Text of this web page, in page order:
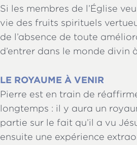
Si les membres de l’Église
vie des fruits spirituels
de l’absence de toute
d’entrer dans le monde divin
LE ROYAUME À VENIR
Pierre est en train de
longtemps : il y aura un
partie sur le fait qu’il a vu
ensuite une expérience